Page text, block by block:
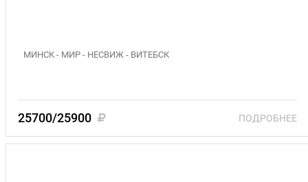
МИНСК - МИР - НЕСВИЖ - ВИТЕБСК
25700/25900 ПОДРОБНЕЕ